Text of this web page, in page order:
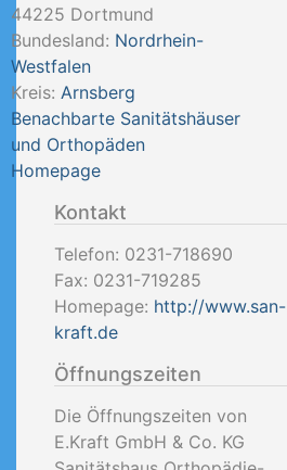
44225 Dortmund
Bundesland: Nordrhein-
Westfalen
Kreis: Arnsberg
Benachbarte Sanitätshäuser
und Orthopäden
Homepage
Kontakt
Telefon: 0231-718690
Fax: 0231-719285
Homepage: http://www.san-
kraft.de
Öffnungszeiten
Die Öffnungszeiten von
E.Kraft GmbH & Co. KG